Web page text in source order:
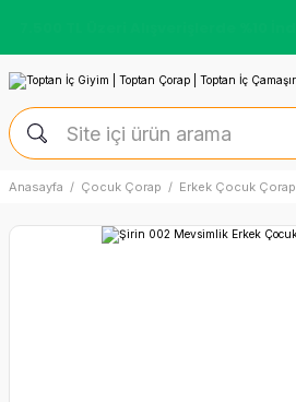
Anasayfa Çocuk Çorap Erkek Çocuk Çorap